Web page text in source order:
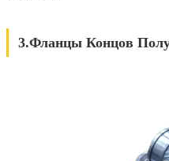
3.Фланцы Концов